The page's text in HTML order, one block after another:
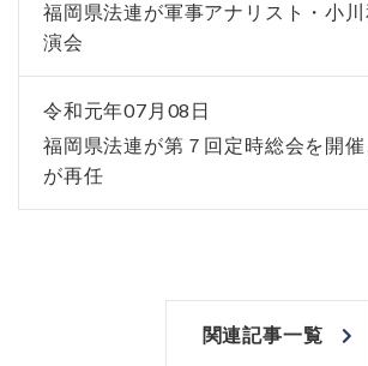
福岡県法連が軍事アナリスト・小
演会
令和元年07月08日
福岡県法連が第７回定時総会を開
が再任
関連記事一覧